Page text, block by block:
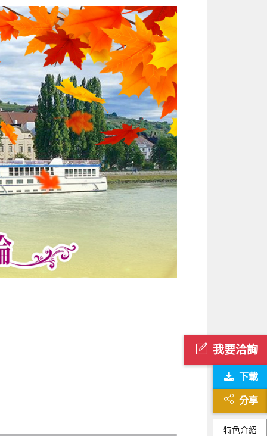
我要洽詢
下載
分享
特色介紹